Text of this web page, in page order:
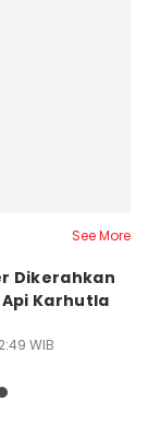
See More
Dikerahkan
Karhutla
WIB